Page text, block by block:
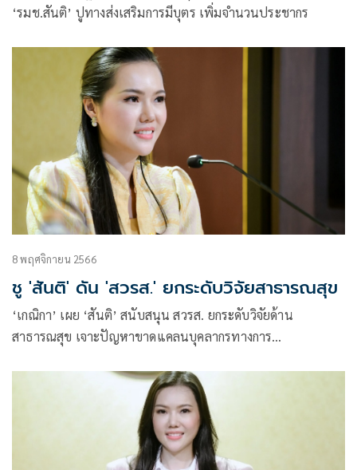
‘รมช.สันติ’ ปูทางส่งเสริมการมีบุตร เพิ่มจำนวนประชากร
8 พฤศจิกายน 2566
ชู 'สันติ' ดัน 'สวรส.' ยกระดับวิจัยสาธารณสุข
‘เกณิกา’ เผย ‘สันติ’ สนับสนุน สวรส. ยกระดับวิจัยด้าน
สาธารณสุข เจาะปัญหาขาดแคลนบุคลากรทางการ